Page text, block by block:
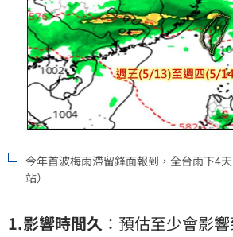
今年首波梅雨滯留鋒面報到，全台雨下4
站）
1.影響時間久 ：預估至少會影